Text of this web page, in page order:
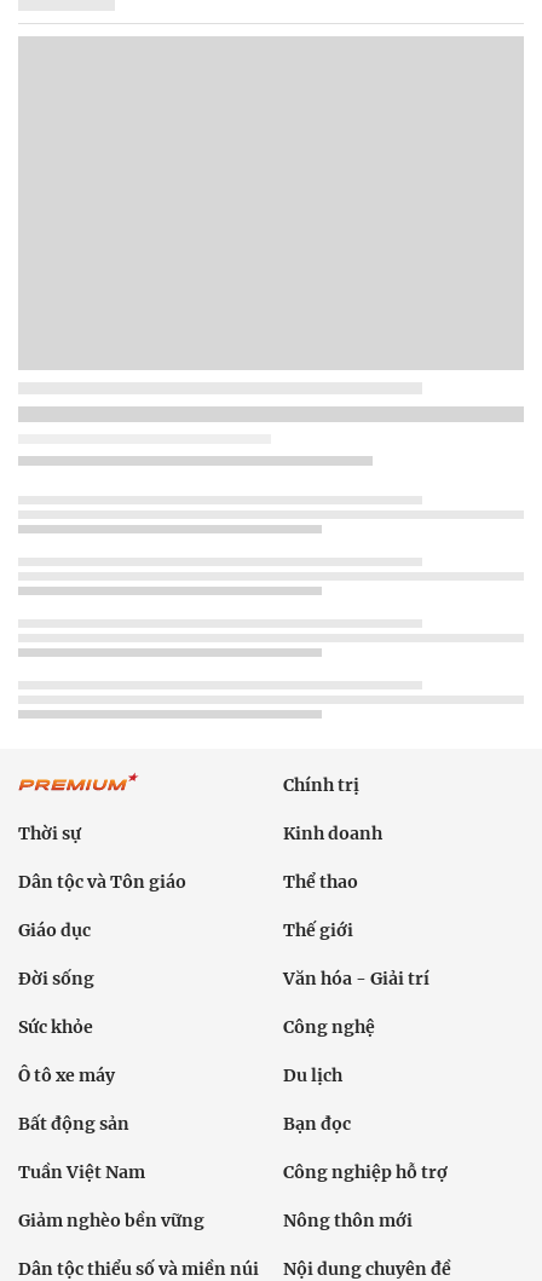
Chính trị
Thời sự Kinh doanh
Dân tộc và Tôn giáo Thể thao
Giáo dục Thế giới
Đời sống Văn hóa - Giải trí
Sức khỏe Công nghệ
Ô tô xe máy Du lịch
Bất động sản Bạn đọc
Tuần Việt Nam Công nghiệp hỗ trợ
Giảm nghèo bền vững Nông thôn mới
Dân tộc thiểu số và miền núi Nội dung chuyên đề